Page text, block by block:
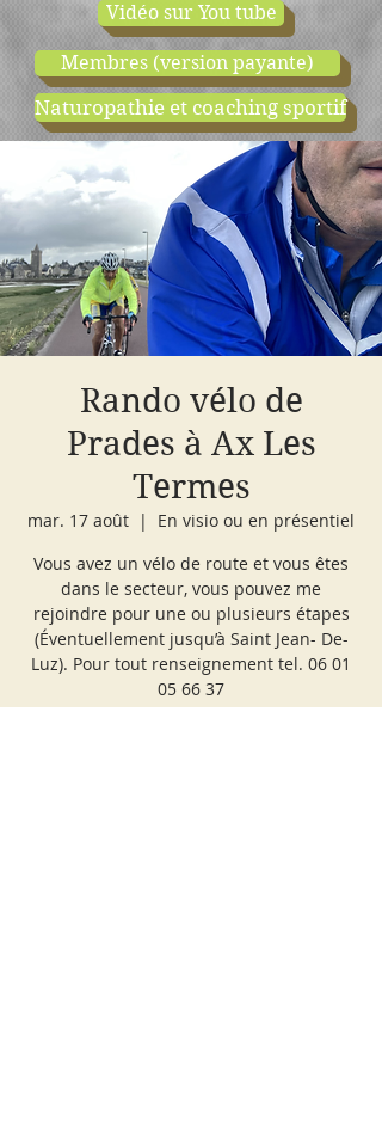
Vidéo sur You tube
Membres (version payante)
Naturopathie et coaching sportif
cours d'essai boutique
Rando vélo de
Prades à Ax Les
Termes
mar. 17 août
  |
En visio ou en présentiel
Vous avez un vélo de route et vous êtes
dans le secteur, vous pouvez me
rejoindre pour une ou plusieurs étapes
(Éventuellement jusqu’à Saint Jean- De-
Luz). Pour tout renseignement tel. 06 01
05 66 37